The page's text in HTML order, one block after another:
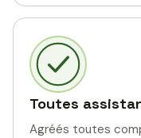
Toutes
Agréés toutes